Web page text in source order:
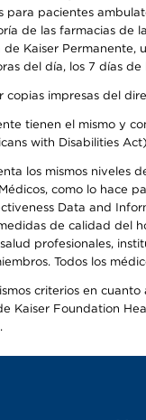
para pacientes
de las farmacias de
Kaiser Permanente,
del día, los 7 días de
copias impresas del
tienen el mismo y
with Disabilities
los mismos niveles
como lo hace
Data and
de calidad del
profesionales,
Todos los
criterios en
Kaiser Foundation